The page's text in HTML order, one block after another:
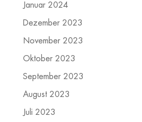
Januar 2024
Dezember 2023
November 2023
Oktober 2023
September 2023
August 2023
Juli 2023